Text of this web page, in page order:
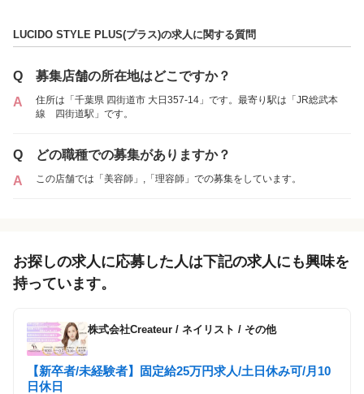
LUCIDO STYLE PLUS(プラス)の求人に関する質問
Q
募集店舗の所在地はどこですか？
A
住所は「千葉県 四街道市 大日357-14」です。最寄り駅は「JR総武本
線 四街道駅」です。
Q
どの職種での募集がありますか？
A
この店舗では「美容師」,「理容師」での募集をしています。
お探しの求人に応募した人は下記の求人にも興味を
持っています。
株式会社Createur / ネイリスト / その他
【新卒者/未経験者】固定給25万円求人/土日休み可/月10
日休日